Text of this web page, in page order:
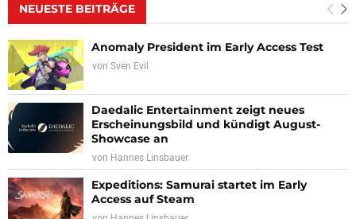
NEUESTE BEITRÄGE
Anomaly President im Early Access Test
von Sven Evil
Daedalic Entertainment zeigt neues
Erscheinungsbild und kündigt August-
Showcase an
von Hannes Linsbauer
Expeditions: Samurai startet im Early
Access auf Steam